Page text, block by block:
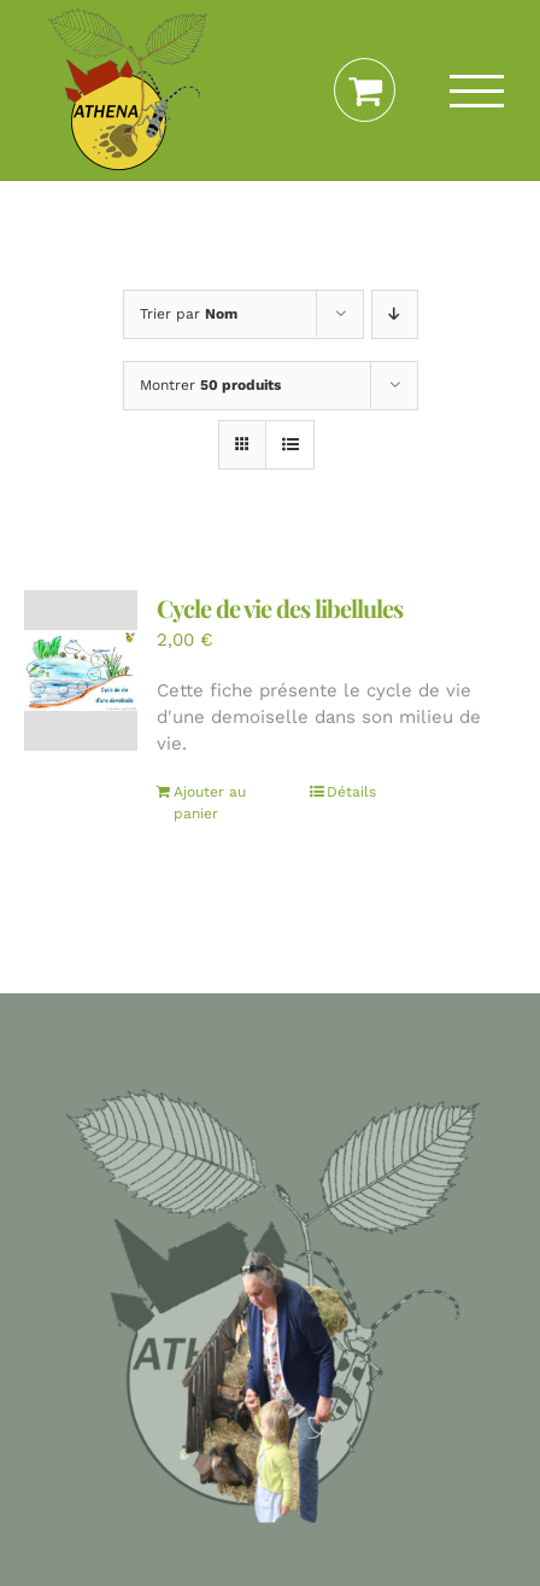
Passer
contenu
Trier par Nom
Montrer 50 produits
Cycle de vie des libellules
2,00 €
Cette fiche présente le cycle de vie
d'une demoiselle dans son milieu de
vie.
Ajouter au
panier
Détails